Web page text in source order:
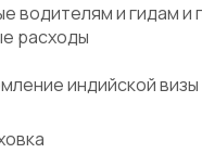
водителям и гидам и
расходы
индийской визы